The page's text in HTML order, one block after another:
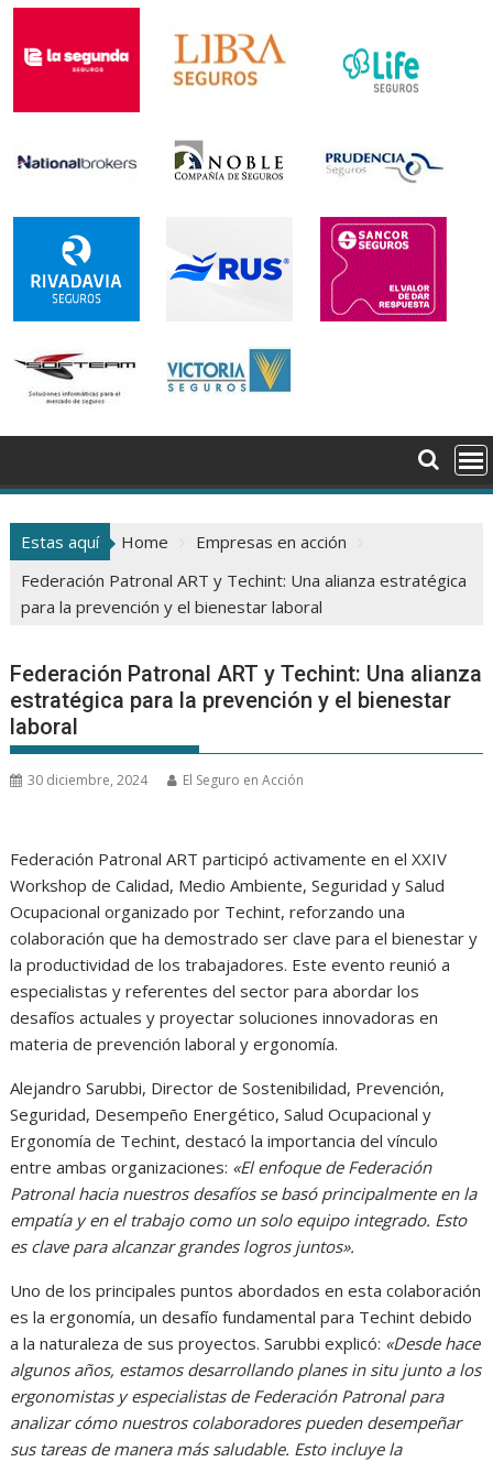
Estas aquí Home
Empresas en acción
Federación Patronal ART y Techint: Una alianza estratégica
para la prevención y el bienestar laboral
Federación Patronal ART y Techint: Una alianza
estratégica para la prevención y el bienestar
laboral
30 diciembre, 2024 El Seguro en Acción
Federación Patronal ART participó activamente en el XXIV
Workshop de Calidad, Medio Ambiente, Seguridad y Salud
Ocupacional organizado por Techint, reforzando una
colaboración que ha demostrado ser clave para el bienestar y
la productividad de los trabajadores. Este evento reunió a
especialistas y referentes del sector para abordar los
desafíos actuales y proyectar soluciones innovadoras en
materia de prevención laboral y ergonomía.
Alejandro Sarubbi, Director de Sostenibilidad, Prevención,
Seguridad, Desempeño Energético, Salud Ocupacional y
Ergonomía de Techint, destacó la importancia del vínculo
entre ambas organizaciones: «El enfoque de Federación
Patronal hacia nuestros desafíos se basó principalmente en la
empatía y en el trabajo como un solo equipo integrado. Esto
es clave para alcanzar grandes logros juntos».
Uno de los principales puntos abordados en esta colaboración
es la ergonomía, un desafío fundamental para Techint debido
a la naturaleza de sus proyectos. Sarubbi explicó: «Desde hace
algunos años, estamos desarrollando planes in situ junto a los
ergonomistas y especialistas de Federación Patronal para
analizar cómo nuestros colaboradores pueden desempeñar
sus tareas de manera más saludable. Esto incluye la